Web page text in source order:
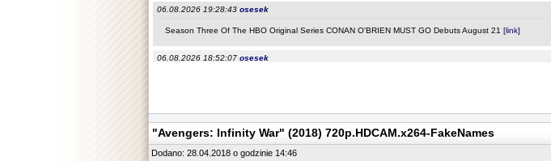
"Avengers: Infinity War" (2018) 720p.HDCAM.x264-FakeNames
Dodano: 28.04.2018 o godzinie 14:46